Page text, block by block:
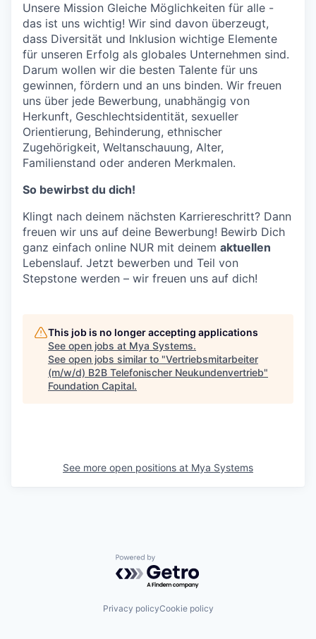
Unsere Mission Gleiche Möglichkeiten für alle -
das ist uns wichtig! Wir sind davon überzeugt,
dass Diversität und Inklusion wichtige Elemente
für unseren Erfolg als globales Unternehmen sind.
Darum wollen wir die besten Talente für uns
gewinnen, fördern und an uns binden. Wir freuen
uns über jede Bewerbung, unabhängig von
Herkunft, Geschlechtsidentität, sexueller
Orientierung, Behinderung, ethnischer
Zugehörigkeit, Weltanschauung, Alter,
Familienstand oder anderen Merkmalen.
So bewirbst du dich!
Klingt nach deinem nächsten Karriereschritt? Dann
freuen wir uns auf deine Bewerbung! Bewirb Dich
ganz einfach online NUR mit deinem aktuellen
Lebenslauf. Jetzt bewerben und Teil von
Stepstone werden – wir freuen uns auf dich!
This job is no longer accepting applications
See open jobs at Mya Systems.
See open jobs similar to "Vertriebsmitarbeiter
(m/w/d) B2B Telefonischer Neukundenvertrieb"
Foundation Capital.
See more open positions at Mya Systems
Powered by Getro.com
Privacy policyCookie policy